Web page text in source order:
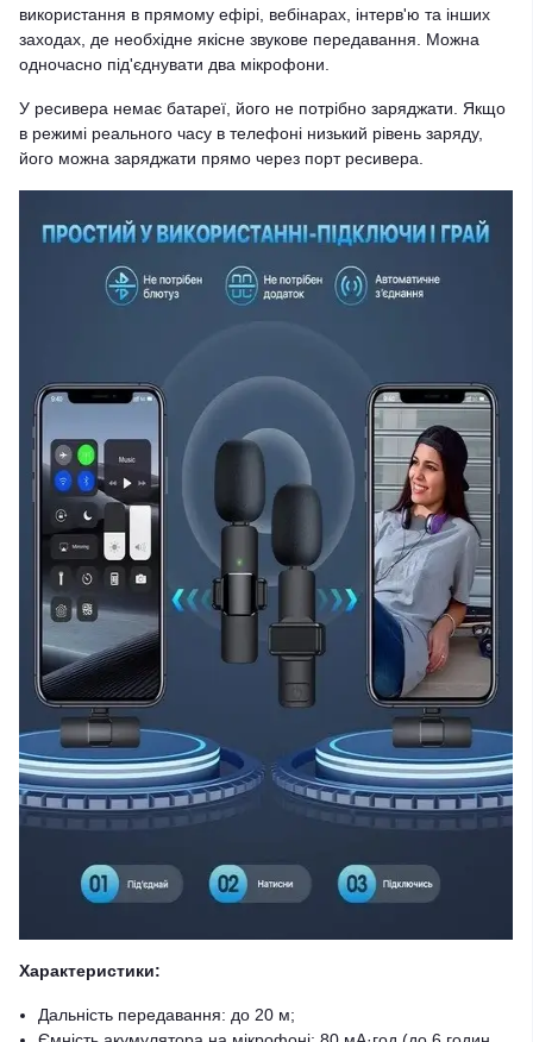
використання в прямому ефірі, вебінарах, інтерв'ю та інших
заходах, де необхідне якісне звукове передавання. Можна
одночасно під'єднувати два мікрофони.
У ресивера немає батареї, його не потрібно заряджати. Якщо
в режимі реального часу в телефоні низький рівень заряду,
його можна заряджати прямо через порт ресивера.
Характеристики:
Дальність передавання: до 20 м;